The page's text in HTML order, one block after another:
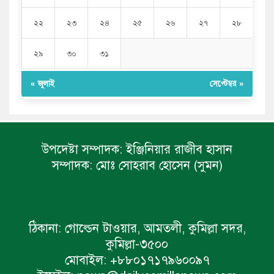
২২ ২৩ ২৪ ২৫ ২৬ ২৭ ২৮
২৯ ৩০ ৩১
« জুলাই সেপ্টেম্বর »
উপদেষ্টা সম্পাদক: ইঞ্জিনিয়ার রাজীব হাসান
সম্পাদক: মোঃ সোহরাব হোসেন (সুমন)
ঠিকানা: গোল্ডেন টাওয়ার, আমতলী, কুমিল্লা সদর,
কুমিল্লা-৩৫০০
মোবাইল: +৮৮০১৭১৭৯৬০০৯৭